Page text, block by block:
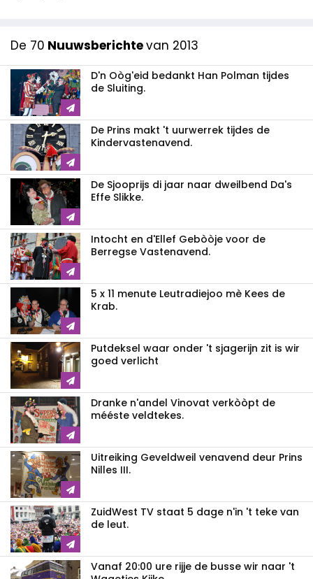
De 70 Nuuwsberichtevan 2013
D'n Oòg'eid bedankt Han Polman tijdes
de Sluiting.
De Prins makt 't uurwerrek tijdes de
Kindervastenavend.
De Sjooprijs di jaar naar dweilbend Da's
Effe Slikke.
Intocht en d'Ellef Gebòòje voor de
Berregse Vastenavend.
5 x 11 menute Leutradiejoo mè Kees de
Krab.
Putdeksel waar onder 't sjagerijn zit is wir
goed verlicht
Dranke n'andel Vinovat verkòòpt de
mééste veldtekes.
Uitreiking Geveldweil venavend deur Prins
Nilles III.
ZuidWest TV staat 5 dage n'in 't teke van
de leut.
Vanaf 20:00 ure rijje de busse wir naar 't